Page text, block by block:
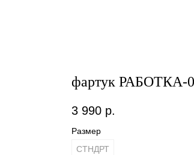
фартук РАБОТКА-
3 990 р.
Размер
СТНДРТ